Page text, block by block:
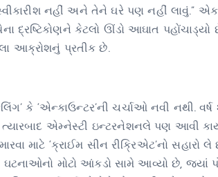
નહીં અને તેને ઘરે પણ નહીં લાવું.”
દ્રષ્ટિકોણને કેટલો ઊંડો આઘાત પહોંચાડ્યો
આક્રોશનું પ્રતીક છે.
કે ‘એન્કાઉન્ટર’ની ચર્ચાઓ નવી નથી.
એમ્નેસ્ટી ઇન્ટરનેશનલે પણ આવી
માટે ‘ક્રાઈમ સીન રીક્રિએટ’નો સહારો
મોટો આંકડો સામે આવ્યો છે, જ્યાં